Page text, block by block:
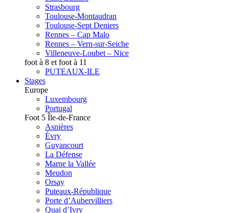
Strasbourg
Toulouse-Montaudran
Toulouse-Sept Deniers
Rennes – Cap Malo
Rennes – Vern-sur-Seiche
Villeneuve-Loubet – Nice
foot à 8 et foot à 11
PUTEAUX-ILE
Stages
Europe
Luxembourg
Portugal
Foot 5 Île-de-France
Asnières
Évry
Guyancourt
La Défense
Marne la Vallée
Meudon
Orsay
Puteaux-République
Porte d’Aubervilliers
Quai d’Ivry